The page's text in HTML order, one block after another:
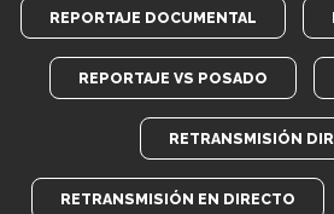
REPORTAJE DOCUMENTAL
REPORTAJE VS POSADO
RETRANSMISIÓN
RETRANSMISIÓN EN DIRECTO